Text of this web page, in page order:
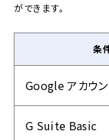
ができます。
条
Google アカウン
G Suite Basic